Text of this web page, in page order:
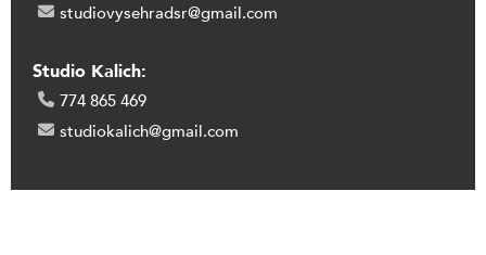
studiovysehradsr@gmail.com
Studio Kalich:
774 865 469
studiokalich@gmail.com